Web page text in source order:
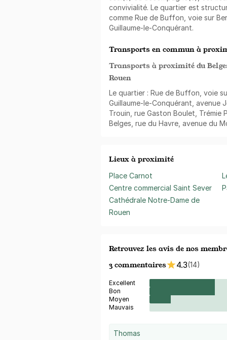
convivialité. Le quartier est
comme Rue de Buffon, voie sur
Guillaume-le-Conquérant.
Transports en commun à
Transports à proximité du
Rouen
Le quartier : Rue de Buffon, voie
Guillaume-le-Conquérant, avenue
Trouin, rue Gaston Boulet, Trémie
Belges, rue du Havre, avenue du
Lieux à proximité
Place Carnot
Centre commercial Saint Sever
Cathédrale Notre-Dame de
Rouen
Retrouvez les avis de nos
3 commentaires
4.3(14)
Excellent
Bon
Moyen
Mauvais
Thomas